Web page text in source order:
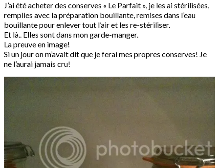
J’ai été acheter des conserves « Le Parfait », je les ai stérilisées,
remplies avec la préparation bouillante, remises dans l’eau
bouillante pour enlever tout l’air et les re-stériliser.
Et là.. Elles sont dans mon garde-manger.
La preuve en image!
Si un jour on m’avait dit que je ferai mes propres conserves! Je
ne l’aurai jamais cru!